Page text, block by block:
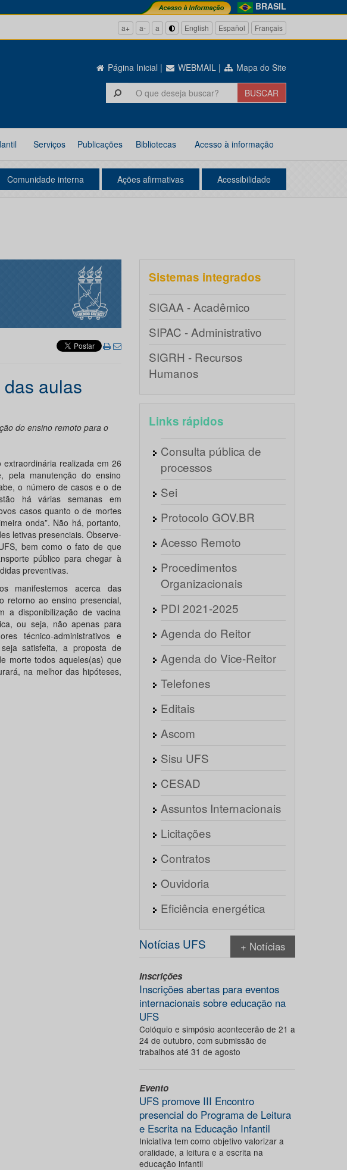
BRASIL
a+ a- a English Español Français
Página Inicial | WEBMAIL | Mapa do Site
Serviços Publicações Bibliotecas Acesso à informação
Comunidade interna Ações afirmativas Acessibilidade
aulas
do ensino remoto para o
realizada em 26
pela manutenção do ensino
o número de casos e o de
há várias semanas em
casos quanto o de mortes
onda”. Não há, portanto,
letivas presenciais. Observe-
bem como o fato de que
público para chegar à
preventivas.
manifestemos acerca das
retorno ao ensino presencial,
a disponibilização de vacina
ou seja, não apenas para
técnico-administrativos e
satisfeita, a proposta de
morte todos aqueles(as) que
na melhor das hipóteses,
Sistemas integrados
SIGAA - Acadêmico
SIPAC - Administrativo
SIGRH - Recursos
Humanos
Links rápidos
Consulta pública de
processos
Sei
Protocolo GOV.BR
Acesso Remoto
Procedimentos
Organizacionais
PDI 2021-2025
Agenda do Reitor
Agenda do Vice-Reitor
Telefones
Editais
Ascom
Sisu UFS
CESAD
Assuntos Internacionais
Licitações
Contratos
Ouvidoria
Eficiência energética
Notícias UFS + Notícias
Inscrições
Inscrições abertas para eventos
internacionais sobre educação na
UFS
Colóquio e simpósio acontecerão de 21 a
24 de outubro, com submissão de
trabalhos até 31 de agosto
Evento
UFS promove III Encontro
presencial do Programa de Leitura
e Escrita na Educação Infantil
Iniciativa tem como objetivo valorizar a
oralidade, a leitura e a escrita na
educação infantil